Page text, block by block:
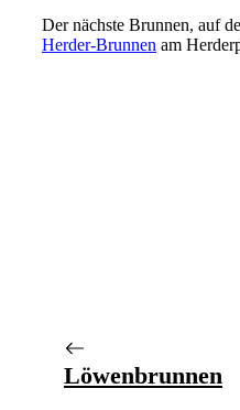
Der nächste Brunnen, auf
Herder-Brunnen am
Löwenbrunnen